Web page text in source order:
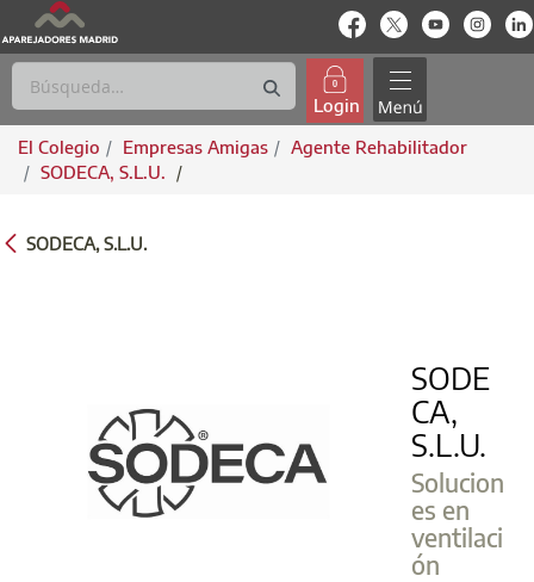
enlace-rrssenlace-rrss
enlace-
Login
El Colegio
Empresas Amigas
Agente Rehabilitador
SODECA, S.L.U.
/
SODECA, S.L.U.
SODECA, S.L.U.
SODE
CA,
S.L.U.
Solucion
es en
ventilaci
ón